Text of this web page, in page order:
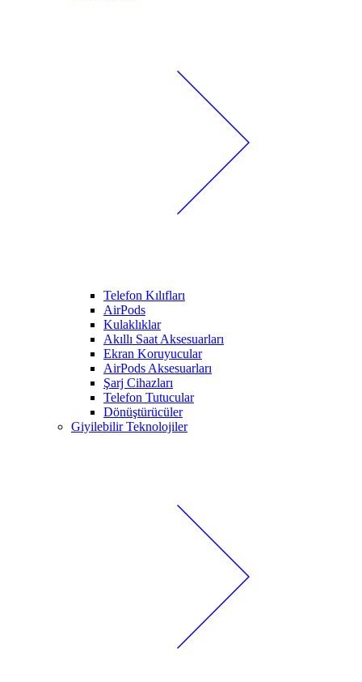
Telefon Kılıfları
AirPods
Kulaklıklar
Akıllı Saat Aksesuarları
Ekran Koruyucular
AirPods Aksesuarları
Şarj Cihazları
Telefon Tutucular
Dönüştürücüler
Giyilebilir Teknolojiler